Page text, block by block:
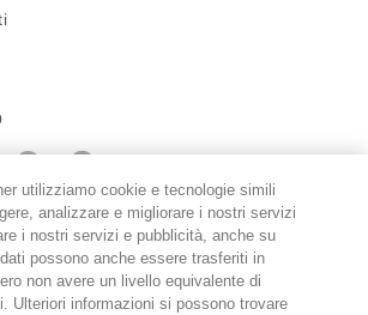
migros?
www.youtube.com/user/
PinterestInstagram
utilizziamo cookie e tecnologie simili
analizzare e migliorare i nostri servizi
i nostri servizi e pubblicità, anche su
possono anche essere trasferiti in
non avere un livello equivalente di
Ulteriori informazioni si possono trovare